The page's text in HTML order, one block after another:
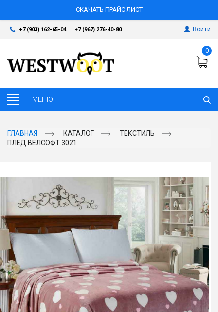
СКАЧАТЬ ПРАЙС ЛИСТ
+7 (903) 162-65-04 +7 (967) 276-40-80 Войти
0
ГЛАВНАЯ КАТАЛОГ
ТЕКСТИЛЬ
ПЛЕД ВЕЛСОФТ 3021